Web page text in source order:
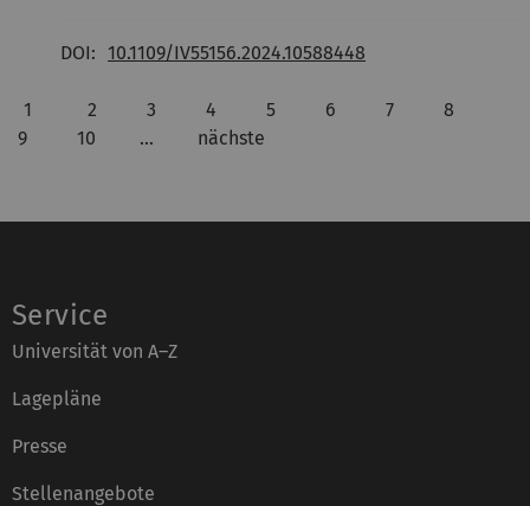
DOI: 10.1109/IV55156.2024.10588448
1 2 3 4 5 6 7
8
9
10 … nächste
Service
Universität von A–Z
Lagepläne
Presse
Stellenangebote